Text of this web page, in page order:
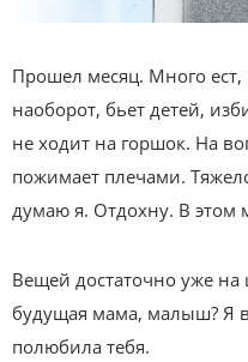
Прошел месяц. Много ест,
наоборот, бьет детей,
не ходит на горшок. На
пожимает плечами.
думаю я. Отдохну. В этом
Вещей достаточно уже на
будущая мама, малыш? Я
полюбила тебя.